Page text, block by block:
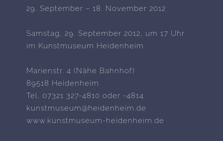
29. September – 18. November 2012
Samstag, 29. September 2012, um 17 Uhr
im Kunstmuseum Heidenheim
Marienstr. 4 (Nähe Bahnhof)
89518 Heidenheim
Tel. 07321 327-4810 oder -4814
kunstmuseum@heidenheim.de
www.kunstmuseum-heidenheim.de